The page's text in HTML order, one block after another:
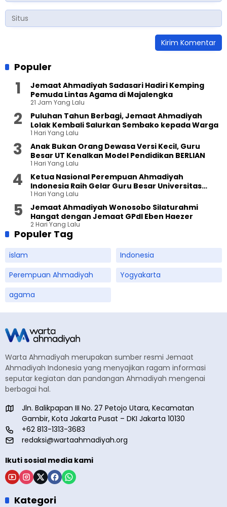
Populer
Jemaat Ahmadiyah Sadasari Hadiri Kemping
Pemuda Lintas Agama di Majalengka
21 Jam Yang Lalu
Puluhan Tahun Berbagi, Jemaat Ahmadiyah
Lolak Kembali Salurkan Sembako kepada Warga
1 Hari Yang Lalu
Anak Bukan Orang Dewasa Versi Kecil, Guru
Besar UT Kenalkan Model Pendidikan BERLIAN
1 Hari Yang Lalu
Ketua Nasional Perempuan Ahmadiyah
Indonesia Raih Gelar Guru Besar Universitas
Terbuka
1 Hari Yang Lalu
Jemaat Ahmadiyah Wonosobo Silaturahmi
Hangat dengan Jemaat GPdI Eben Haezer
2 Hari Yang Lalu
Populer Tag
islam
Indonesia
Perempuan Ahmadiyah
Yogyakarta
agama
Warta Ahmadiyah merupakan sumber resmi Jemaat
Ahmadiyah Indonesia yang menyajikan ragam informasi
seputar kegiatan dan pandangan Ahmadiyah mengenai
berbagai hal.
Jln. Balikpapan III No. 27 Petojo Utara, Kecamatan
Gambir, Kota Jakarta Pusat – DKI Jakarta 10130
+62 813-1313-3683
redaksi@wartaahmadiyah.org
Ikuti sosial media kami
Kategori